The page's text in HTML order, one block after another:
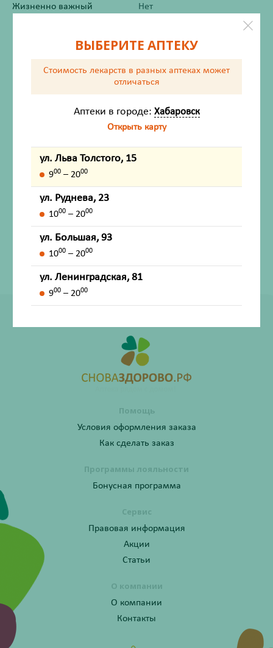
Жизненно важный
Нет
Инструкция по применению
Описание
Срок годности
Внешний вид товара, упаковки, может отличаться от
изображения на фотографии.
Имеются противопоказания. Перед применением
лекарственных средств обязательно проконсультируйтесь
инструкцией на сайте ГРЛС (grls.rosminzdrav.ru).
Помощь
Условия оформления заказа
Как сделать заказ
Программы лояльности
Бонусная программа
Сервис
Правовая информация
Акции
Статьи
О компании
О компании
Контакты
ВЫБЕРИТЕ АПТЕКУ
Стоимость лекарств в разных аптеках может
отличаться
Аптеки в городе: Хабаровск
Открыть карту
ул. Льва Толстого, 15
900 – 2000
ул. Руднева, 23
1000 – 2000
ул. Большая, 93
1000 – 2000
ул. Ленинградская, 81
900 – 2000